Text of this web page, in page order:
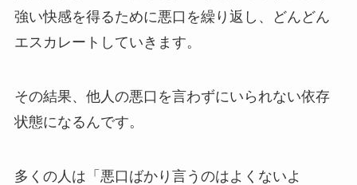
強い快感を得るために悪口を繰り返し、どんどん
エスカレートしていきます。
その結果、他人の悪口を言わずにいられない依存
状態になるんです。
多くの人は「悪口ばかり言うのはよくないよ